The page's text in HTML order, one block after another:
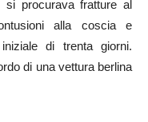
si procurava fratture al
alla coscia e
di trenta giorni.
di una vettura berlina